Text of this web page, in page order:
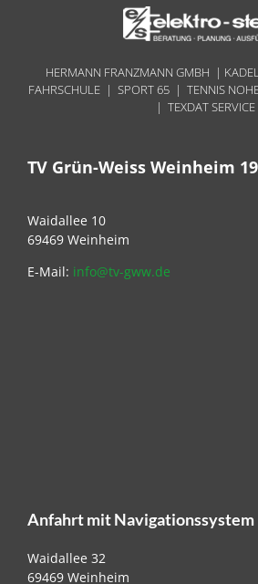
HERMANN FRANZMANN GMBH |
FAHRSCHULE | SPORT 65 | TENNIS
| TEXDAT SERVICE
TV Grün-Weiss Weinheim
Waidallee 10
69469 Weinheim
E-Mail: info@tv-gww.de
Anfahrt mit Navigationssystem
Waidallee 32
69469 Weinheim